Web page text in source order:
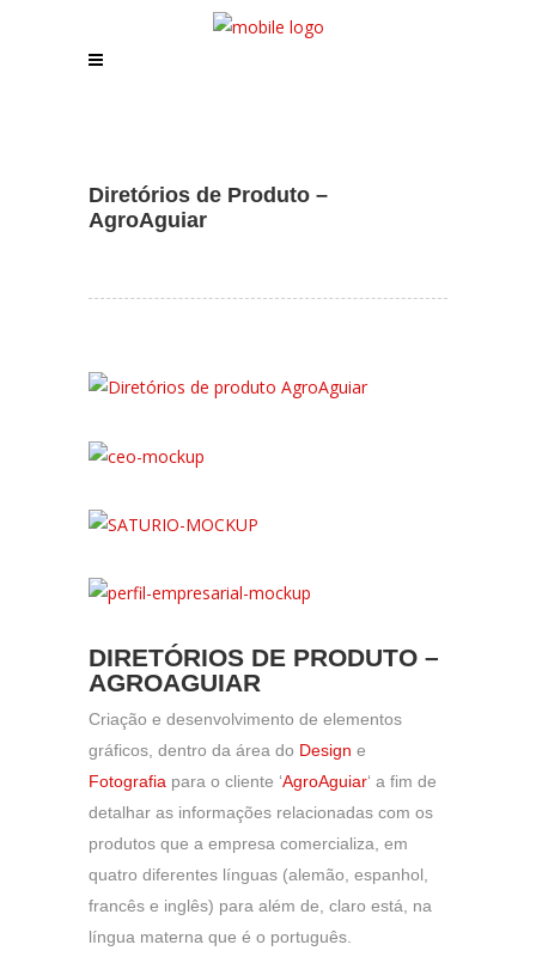
Diretórios de Produto –
AgroAguiar
DIRETÓRIOS DE PRODUTO –
AGROAGUIAR
Criação e desenvolvimento de elementos
gráficos, dentro da área do Design e
Fotografia para o cliente ‘AgroAguiar‘ a fim de
detalhar as informações relacionadas com os
produtos que a empresa comercializa, em
quatro diferentes línguas (alemão, espanhol,
francês e inglês) para além de, claro está, na
língua materna que é o português.
17:34